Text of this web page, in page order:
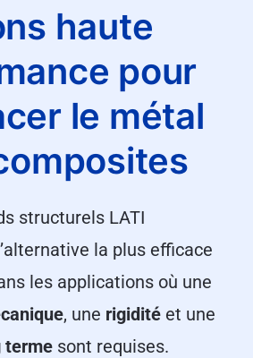
haute
pour
le métal
structurels LATI
la plus efficace
les applications où une
, une rigidité et une
terme sont requises.